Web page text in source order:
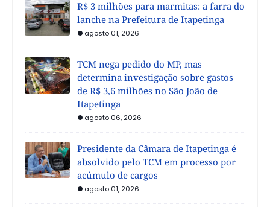
R$ 3 milhões para marmitas: a farra do
lanche na Prefeitura de Itapetinga
agosto 01, 2026
TCM nega pedido do MP, mas
determina investigação sobre gastos
de R$ 3,6 milhões no São João de
Itapetinga
agosto 06, 2026
Presidente da Câmara de Itapetinga é
absolvido pelo TCM em processo por
acúmulo de cargos
agosto 01, 2026